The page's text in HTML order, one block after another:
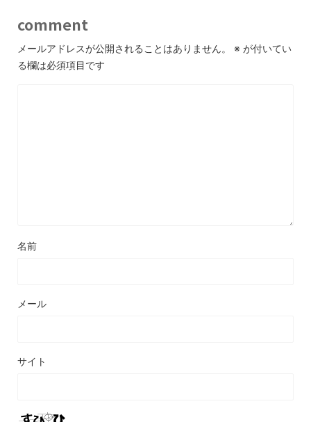
comment
メールアドレスが公開されることはありません。 ※ が付いてい
る欄は必須項目です
名前
メール
サイト